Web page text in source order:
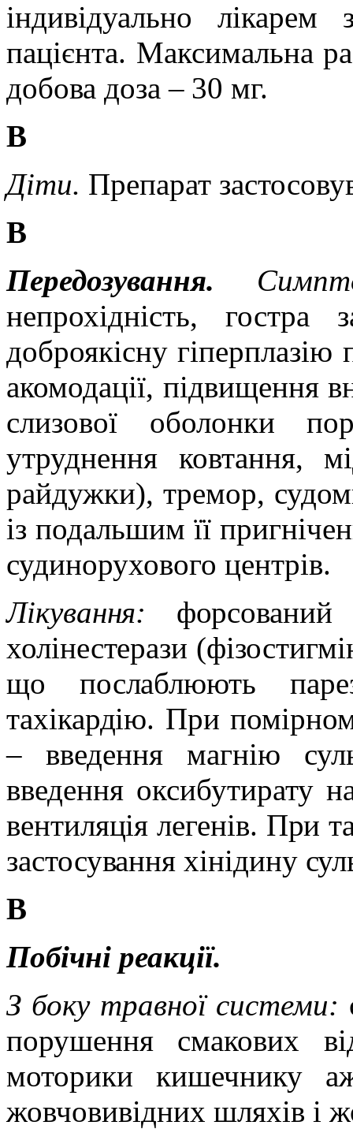
індивідуально лікарем
пацієнта. Максимальна
добова доза– 30 мг.
В
Діти. Препарат
В
Передозування.
непрохідність, гостра
доброякісну гіперплазію
акомодації, підвищення
слизової оболонки
утруднення ковтання,
райдужки), тремор,
із подальшим її
судинорухового центрів.
Лікування: форсований
холінестерази
що послаблюють
тахікардію. При
– введеннямагнію
введення оксибутирату
вентиляціялегенів. При
застосування хінідину
В
Побічні реакції.
З боку травної системи:
порушення смакових
моторики кишечнику
жовчовивідних шляхів і